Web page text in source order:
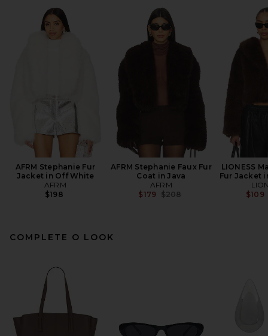
AFRM Stephanie Fur
Jacket in Off White
AFRM
$198
AFRM Stephanie Faux Fur
Coat in Java
AFRM
$179 Previous price:
$208
LIONESS
Fur Jacket
$109
COMPLETE O LOOK